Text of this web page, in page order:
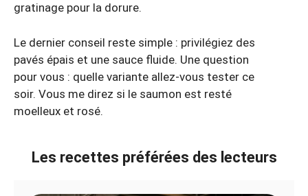
gratinage pour la dorure.
Le dernier conseil reste simple : privilégiez des
pavés épais et une sauce fluide. Une question
pour vous : quelle variante allez-vous tester ce
soir. Vous me direz si le saumon est resté
moelleux et rosé.
Les recettes préférées des lecteurs